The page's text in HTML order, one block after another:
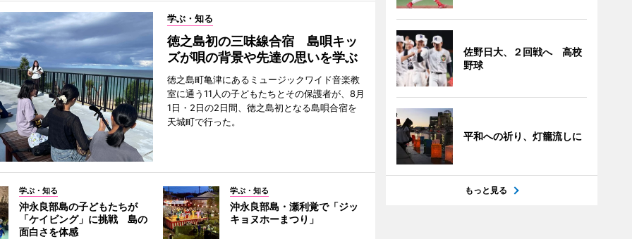
学ぶ・知る
徳之島初の三味線合宿 島唄キッ
ズが唄の背景や先達の思いを学ぶ
徳之島町亀津にあるミュージックワイド音楽教
室に通う11人の子どもたちとその保護者が、8月
1日・2日の2日間、徳之島初となる島唄合宿を
天城町で行った。
学ぶ・知る
沖永良部島の子どもたちが
「ケイビング」に挑戦 島の
面白さを体感
学ぶ・知る
沖永良部島・瀬利覚で「ジッ
キョヌホーまつり」
佐野日大、２回戦へ 高校
野球
平和への祈り、灯籠流しに
もっと見る